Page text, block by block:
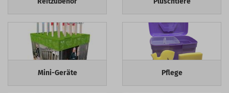
Mini-Geräte Pflege